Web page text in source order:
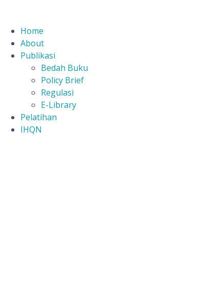
Home
About
Publikasi
Bedah Buku
Policy Brief
Regulasi
E-Library
Pelatihan
IHQN